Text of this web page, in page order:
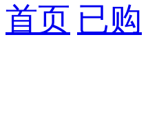
首页 已购